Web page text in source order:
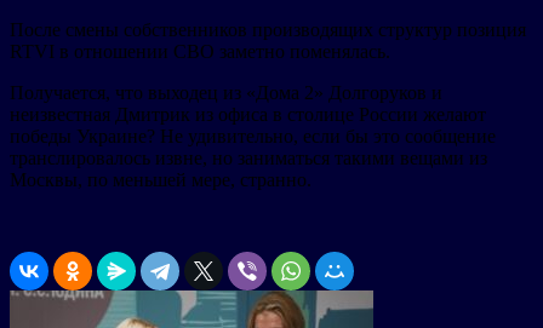
После смены собственников производящих структур позиция
RTVI в отношении СВО заметно поменялась.
Получается, что выходец из «Дома 2» Долгоруков и
неизвестная Дмитрик из офиса в столице России желают
победы Украине? Не удивительно, если бы это сообщение
транслировалось извне, но заниматься такими вещами из
Москвы, по меньшей мере, странно.